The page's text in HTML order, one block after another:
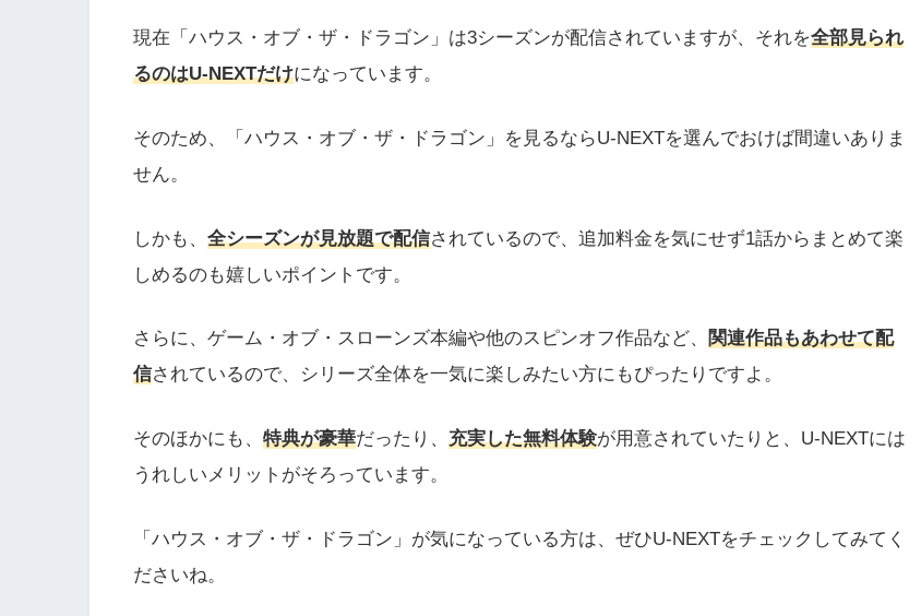
現在「ハウス・オブ・ザ・ドラゴン」は3シーズンが配信されていますが、 それを全部見られ
るのはU-NEXTだけになっています。
そのため、「ハウス・オブ・ザ・ドラゴン」を見るならU-NEXTを選んでおけば間違いありま
せん。
しかも、 全シーズンが見放題で配信されているので、追加料金を気にせず1話からまとめて楽
しめるのも嬉しいポイントです。
さらに、ゲーム・オブ・スローンズ本編や他のスピンオフ作品など、 関連作品もあわせて配
信されているので、シリーズ全体を一気に楽しみたい方にもぴったりですよ。
そのほかにも、 特典が豪華だったり、 充実した無料体験が用意されていたりと、U-NEXTには
うれしいメリットがそろっています。
「ハウス・オブ・ザ・ドラゴン」が気になっている方は、ぜひU-NEXTをチェックしてみてく
ださいね。